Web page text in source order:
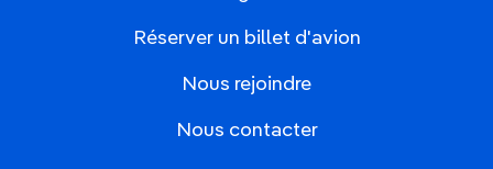
Réserver un billet d'avion
Nous rejoindre
Nous contacter